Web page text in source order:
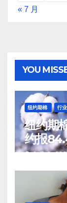
« 7 月
YOU
纽约期棉 行
纽约期
约报
8 月 8,